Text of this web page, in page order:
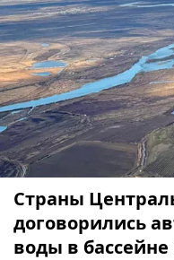
Страны
договорились
воды в